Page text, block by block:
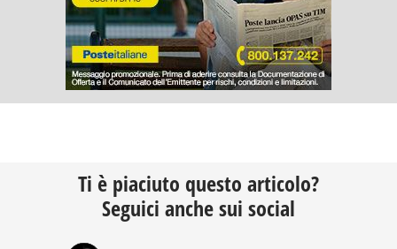
Ti è piaciuto questo articolo?
Seguici anche sui social